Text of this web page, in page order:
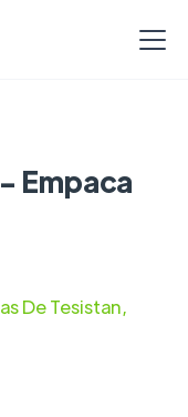
Empaca
De Tesistan,